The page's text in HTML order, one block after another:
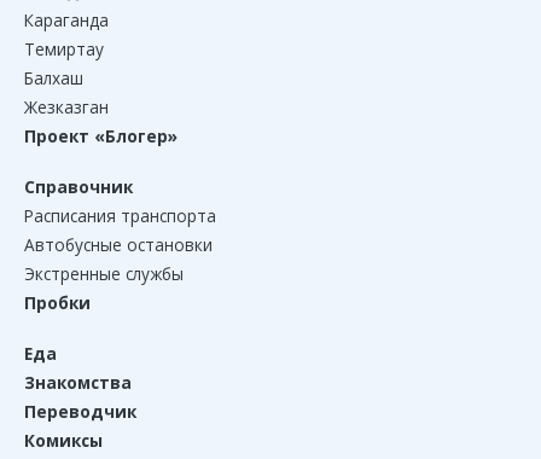
Караганда
Темиртау
Балхаш
Жезказган
Проект «Блогер»
Справочник
Расписания транспорта
Автобусные остановки
Экстренные службы
Пробки
Еда
Знакомства
Переводчик
Комиксы